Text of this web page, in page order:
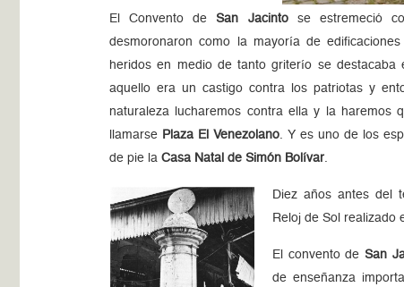
El Convento de San Jacintose estremeció
desmoronaron como la mayoría de
heridos en medio de tanto griterío se destacaba
aquello era un castigo contra los patriotas y
naturaleza lucharemos contra ella y la haremos
llamarse Plaza El Venezolano . Y es uno de los
de pie laCasa Natal de Simón Bolívar
Diez años antes del
Reloj de Sol realizado
El convento de San
de enseñanza